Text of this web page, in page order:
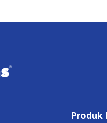
Produk